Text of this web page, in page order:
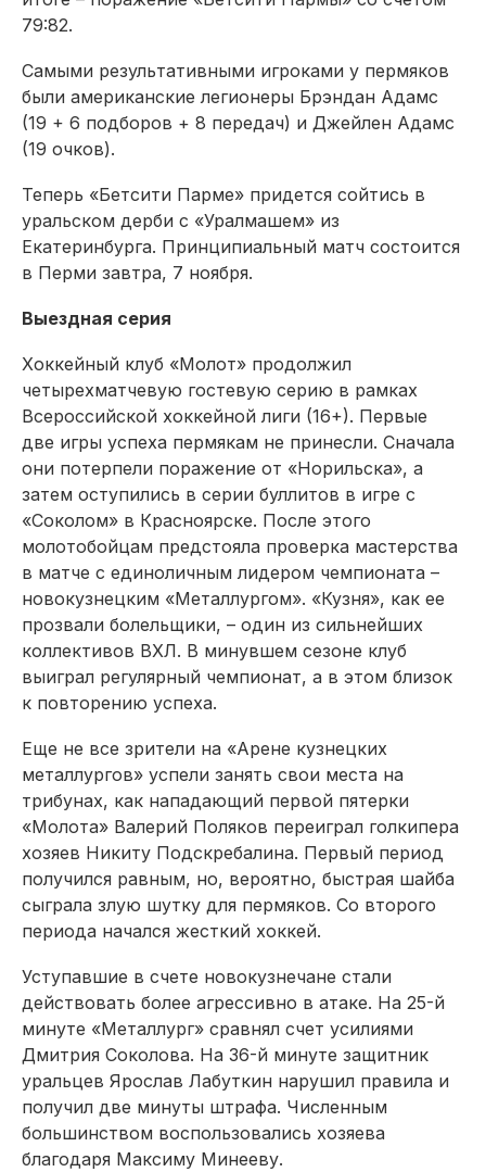
79:82.
Самыми результативными игроками у пермяков
были американские легионеры Брэндан Адамс
(19 + 6 подборов + 8 передач) и Джейлен Адамс
(19 очков).
Теперь «Бетсити Парме» придется сойтись в
уральском дерби с «Уралмашем» из
Екатеринбурга. Принципиальный матч состоится
в Перми завтра, 7 ноября.
Выездная серия
Хоккейный клуб «Молот» продолжил
четырехматчевую гостевую серию в рамках
Всероссийской хоккейной лиги (16+). Первые
две игры успеха пермякам не принесли. Сначала
они потерпели поражение от «Норильска», а
затем оступились в серии буллитов в игре с
«Соколом» в Красноярске. После этого
молотобойцам предстояла проверка мастерства
в матче с единоличным лидером чемпионата –
новокузнецким «Металлургом». «Кузня», как ее
прозвали болельщики, – один из сильнейших
коллективов ВХЛ. В минувшем сезоне клуб
выиграл регулярный чемпионат, а в этом близок
к повторению успеха.
Еще не все зрители на «Арене кузнецких
металлургов» успели занять свои места на
трибунах, как нападающий первой пятерки
«Молота» Валерий Поляков переиграл голкипера
хозяев Никиту Подскребалина. Первый период
получился равным, но, вероятно, быстрая шайба
сыграла злую шутку для пермяков. Со второго
периода начался жесткий хоккей.
Уступавшие в счете новокузнечане стали
действовать более агрессивно в атаке. На 25-й
минуте «Металлург» сравнял счет усилиями
Дмит­рия Соколова. На 36-й минуте защитник
уральцев Ярослав Лабуткин нарушил правила и
получил две минуты штрафа. Численным
большинством воспользовались хозяева
благодаря Максиму Минееву.